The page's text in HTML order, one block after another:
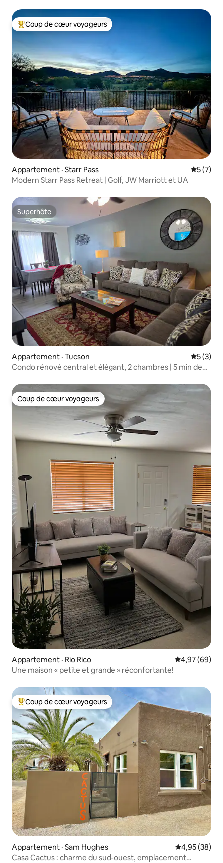
Coup de cœur voyageurs parmi les plus aimés
Coup de cœur voyageurs
Appartement · Starr Pass Note
5 (7)
Modern Starr Pass Retreat | Golf, JW Marriott et UA
Superhôte
Superhôte
Appartement · Tucson Note
5 (3)
Condo rénové central et élégant, 2 chambres | 5 min de
Coup de cœur voyageurs
Coup de cœur voyageurs
Appartement · Rio Rico Note
4,97 (69)
Une maison « petite et grande » réconfortante!
Coup de cœur voyageurs parmi les plus aimés
Coup de cœur voyageurs
Appartement · Sam Hughes Note
4,95 (38)
Casa Cactus : charme du sud-ouest, emplacement